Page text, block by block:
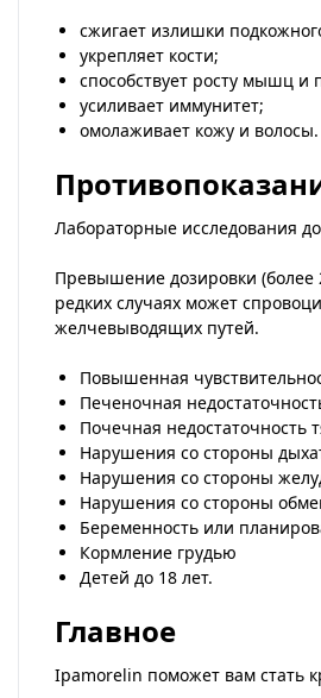
сжигает излишки
укрепляет кости;
способствует росту мышц и
усиливает иммунитет;
омолаживает кожу и волосы.
Лабораторные исследования
Превышение дозировки (более
редких случаях может
желчевыводящих путей.
Повышенная
Печеночная
Почечная
Нарушения со стороны
Нарушения со стороны
Нарушения со стороны
Беременность или
Кормление грудью
Детей до 18 лет.
Главное
Ipamorelin поможет вам стать